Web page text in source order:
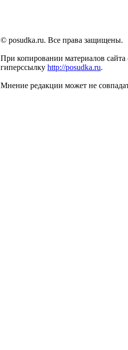
© posudka.ru. Все права защищены.
При копировании материалов сайта
гиперссылку http://posudka.ru.
Мнение редакции может не